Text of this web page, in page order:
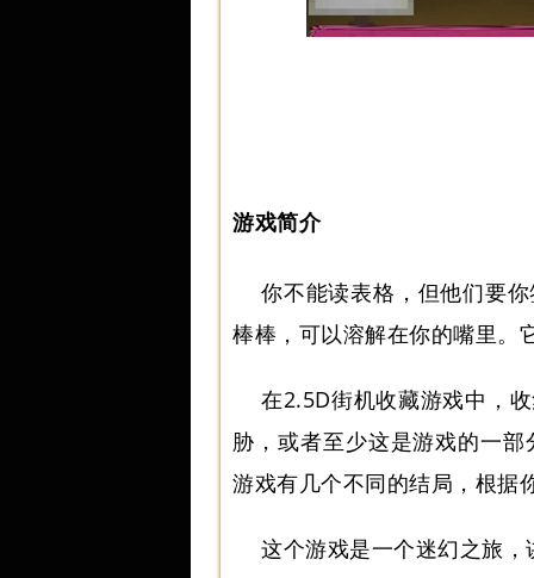
游戏简介
你不能读表格，但他们要
棒棒，可以溶解在你的嘴里。
在2.5D街机收藏游戏中，
胁，或者至少这是游戏的一
游戏有几个不同的结局，根据
这个游戏是一个迷幻之旅